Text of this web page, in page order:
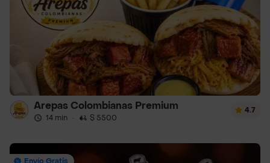
Arepas Colombianas Premium
14 min · $ 5500
4.7